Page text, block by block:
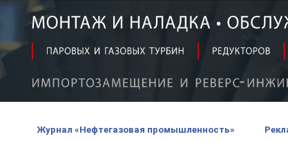
газовых паровых турбин
машин и компрессоров, которые
Журнал «Нефтегазовая промышленность»